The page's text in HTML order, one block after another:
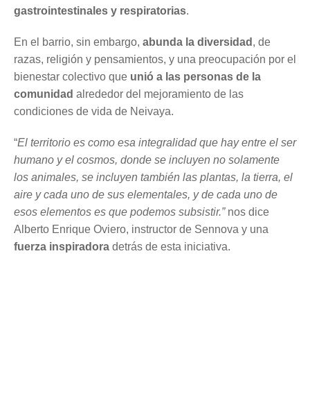
gastrointestinales y respiratorias.
En el barrio, sin embargo, abunda la diversidad , de
razas, religión y pensamientos, y una preocupación por el
bienestar colectivo que unió a las personas de la
comunidad alrededor del mejoramiento de las
condiciones de vida de Neivaya.
“El territorio es como esa integralidad que hay entre el ser
humano y el cosmos, donde se incluyen no solamente
los animales, se incluyen también las plantas, la tierra, el
aire y cada uno de sus elementales, y de cada uno de
esos elementos es que podemos subsistir.” nos dice
fuerza inspiradora detrás de esta iniciativa.